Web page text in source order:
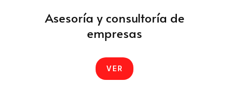
Asesoría y consultoría de
empresas
VER